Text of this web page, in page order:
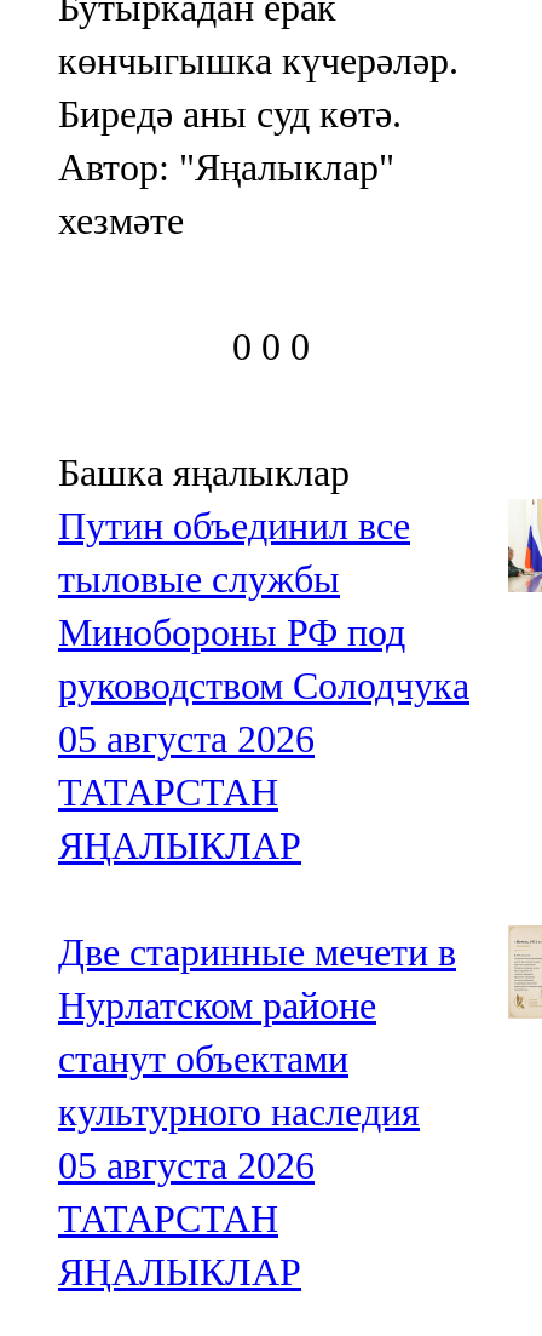
көнчыгышка күчерәләр.
Биредә аны суд көтә.
Автор: "Яңалыклар"
хезмәте
0 0 0
Башка яңалыклар
Путин объединил все
тыловые службы
Минобороны РФ под
руководством Солодчука
05 августа 2026
ТАТАРСТАН
ЯҢАЛЫКЛАР
Две старинные мечети в
Нурлатском районе
станут объектами
культурного наследия
05 августа 2026
ТАТАРСТАН
ЯҢАЛЫКЛАР